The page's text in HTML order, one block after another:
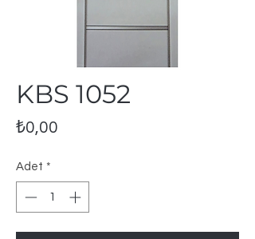
KBS 1052
₺0,00
Adet *